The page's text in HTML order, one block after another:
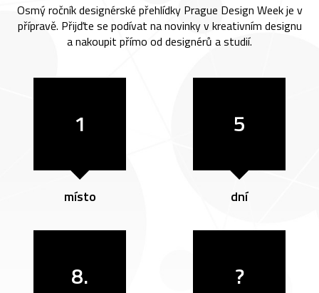
Osmý ročník designérské přehlídky Prague Design Week je v
přípravě. Přijďte se podívat na novinky v kreativním designu
a nakoupit přímo od designérů a studií.
1
místo
5
dní
8. ?